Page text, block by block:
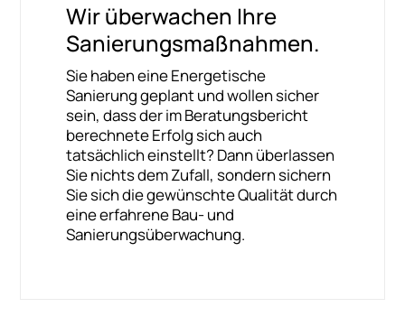
Wir überwachen Ihre
Sanierungsmaßnahmen.
Sie haben eine Energetische
Sanierung geplant und wollen sicher
sein, dass der im Beratungsbericht
berechnete Erfolg sich auch
tatsächlich einstellt? Dann überlassen
Sie nichts dem Zufall, sondern sichern
Sie sich die gewünschte Qualität durch
eine erfahrene Bau- und
Sanierungsüberwachung.